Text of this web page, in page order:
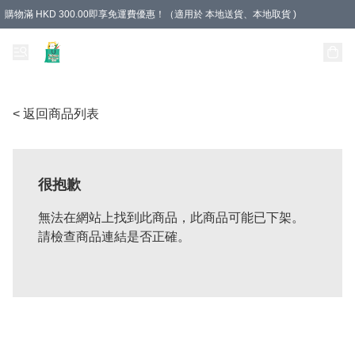
購物滿 HKD 300.00即享免運費優惠！（適用於 本地送貨、本地取貨 )
< 返回商品列表
很抱歉
無法在網站上找到此商品，此商品可能已下架。
請檢查商品連結是否正確。